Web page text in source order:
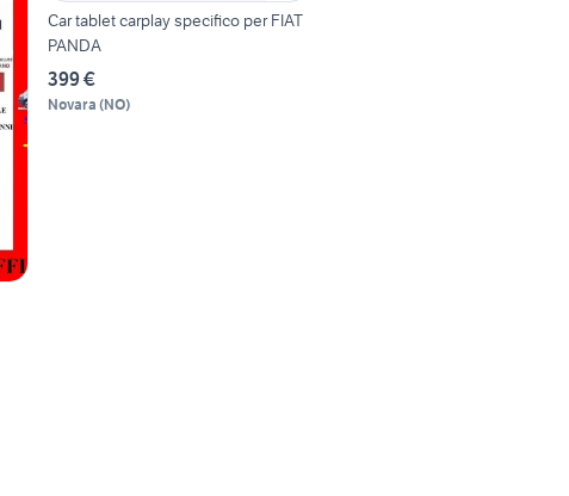
Car tablet carplay specifico per FIAT
PANDA
399 €
Novara (NO)